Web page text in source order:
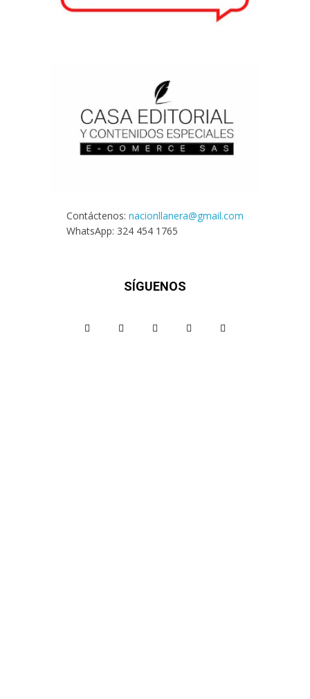
Contáctenos: nacionllanera@gmail.com
WhatsApp: 324 454 1765
SÍGUENOS